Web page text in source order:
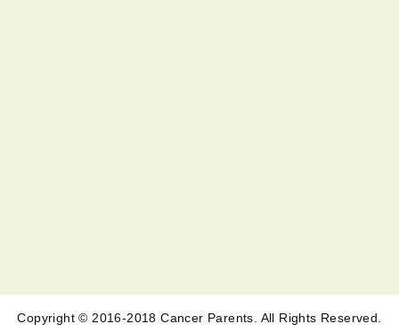
Copyright © 2016-2018 Cancer Parents. All Rights Reserved.